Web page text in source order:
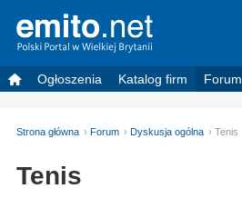
Ogłoszenia Katalog firm Forum
Strona główna Forum Dyskusja ogólna Tenis
Tenis